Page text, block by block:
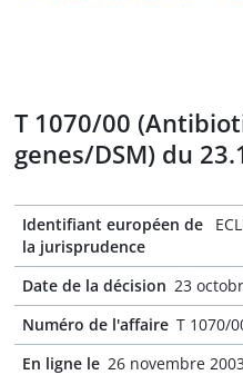
T 1070/00
genes/DSM) du
Identifiant européen de
la jurisprudence
Date de la décision 23
Numéro de l'affaire T 1070/
En ligne le 26 novembre 2003